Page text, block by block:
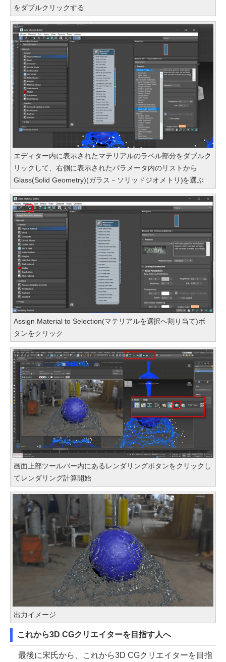
をダブルクリックする
エディター内に表示されたマテリアルのラベル部分をダブルク
リックして、右側に表示されたパラメータ内のリストから
Glass(Solid Geometry)(ガラス－ソリッドジオメトリ)を選ぶ
Assign Material to Selection(マテリアルを選択へ割り当て)ボ
タンをクリック
画面上部ツールバー内にあるレンダリングボタンをクリックし
てレンダリング計算開始
出力イメージ
これから3D CGクリエイターを目指す人へ
最後に宋氏から、これから3D CGクリエイターを目指